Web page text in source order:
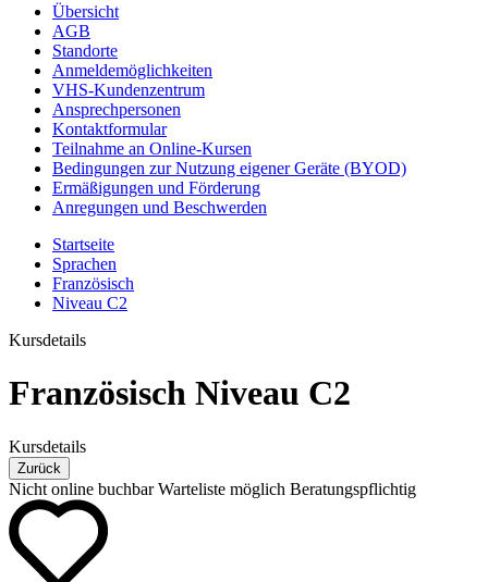
Übersicht
AGB
Standorte
Anmeldemöglichkeiten
VHS-Kundenzentrum
Ansprechpersonen
Kontaktformular
Teilnahme an Online-Kursen
Bedingungen zur Nutzung eigener Geräte (BYOD)
Ermäßigungen und Förderung
Anregungen und Beschwerden
Startseite
Sprachen
Französisch
Niveau C2
Kursdetails
Französisch Niveau C2
Kursdetails
Zurück
Nicht online buchbar Warteliste möglich Beratungspflichtig